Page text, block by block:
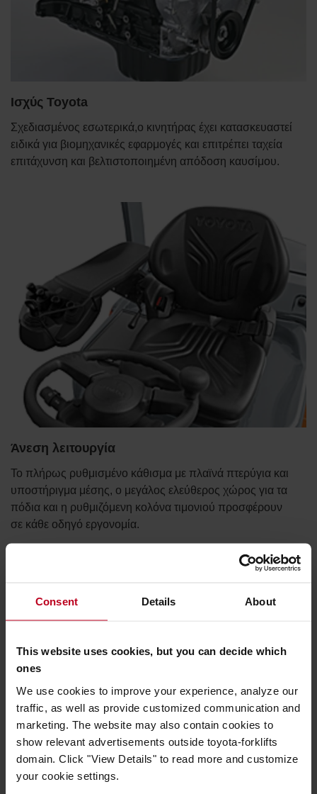
Consent Details About
This website uses cookies, but you can decide which
ones
We use cookies to improve your experience, analyze our
traffic, as well as provide customized communication and
marketing. The website may also contain cookies to
show relevant advertisements outside toyota-forklifts
domain. Click "View Details" to read more and customize
your cookie settings.
Ισχύς Toyota
Σχεδιασμένος εσωτερικά,ο κινητήρας έχει κατασκευαστεί
ειδικά για βιομηχανικές εφαρμογές και επιτρέπει ταχεία
επιτάχυνση και βελτιστοποιημένη απόδοση καυσίμου.
Άνεση λειτουργία
Το πλήρως ρυθμισμένο κάθισμα με πλαϊνά πτερύγια και
υποστήριγμα μέσης, ο μεγάλος ελεύθερος χώρος για τα
πόδια και η ρυθμιζόμενη κολόνα τιμονιού προσφέρουν
σε κάθε οδηγό εργονομία.